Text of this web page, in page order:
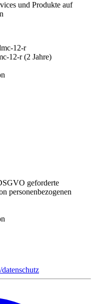
und Produkte auf
12-r
12-r (2 Jahre)
geforderte
personenbezogenen